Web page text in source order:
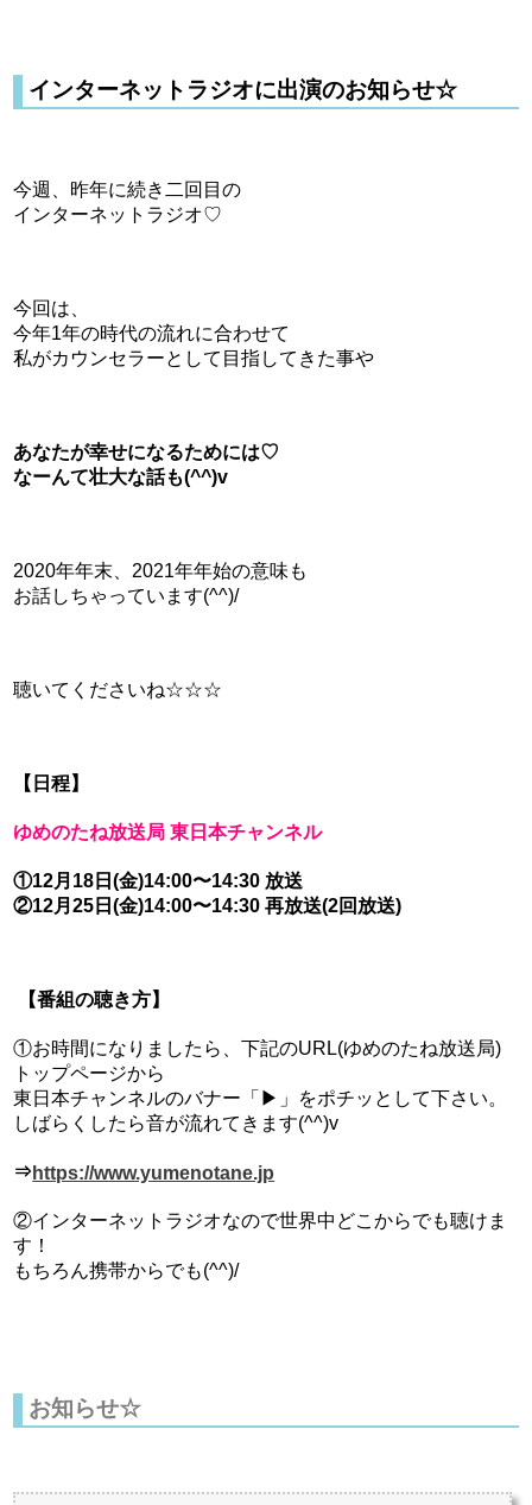
インターネットラジオに出演のお知らせ☆
今週、昨年に続き二回目の
インターネットラジオ♡
今回は、
今年1年の時代の流れに合わせて
私がカウンセラーとして目指してきた事や
あなたが幸せになるためには♡
なーんて壮大な話も(^^)v
2020年年末、2021年年始の意味も
お話しちゃっています(^^)/
聴いてくださいね☆☆☆
【日程】
ゆめのたね放送局 東日本チャンネル
①12月18日(金)14:00〜14:30 放送
②12月25日(金)14:00〜14:30 再放送(2回放送)
【番組の聴き方】
①お時間になりましたら、下記のURL(ゆめのたね放送局)
トップページから
東日本チャンネルのバナー「▶︎」をポチッとして下さい。
しばらくしたら音が流れてきます(^^)v
⇒https://www.yumenotane.jp
②インターネットラジオなので世界中どこからでも聴けま
す！
もちろん携帯からでも(^^)/
お知らせ☆